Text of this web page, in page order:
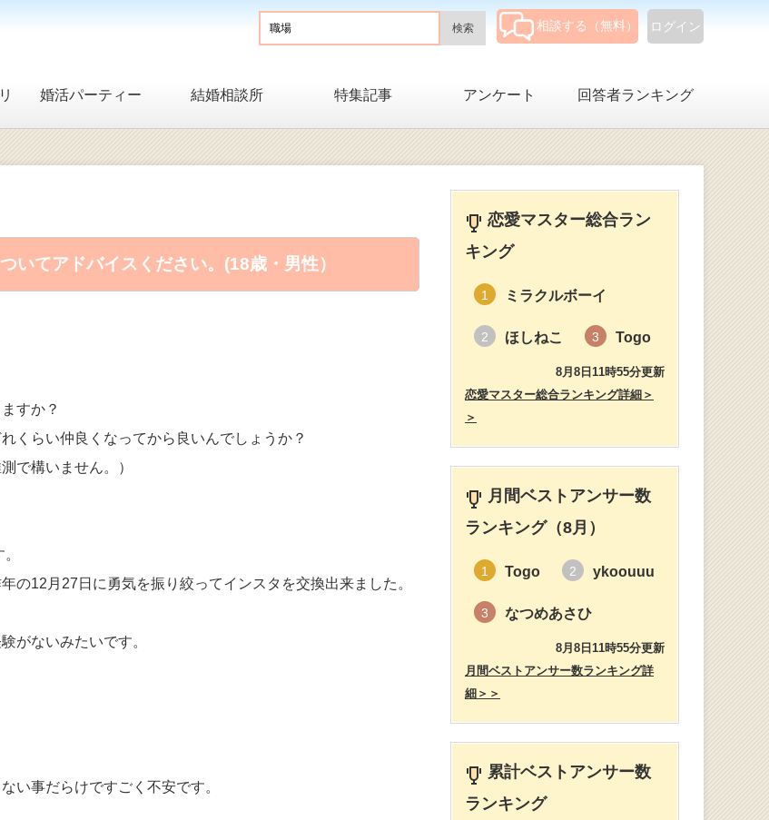
ログイン
相談する（無料）
婚活パーティー 結婚相談所 特集記事 アンケート 回答者ランキング
いてアドバイスください。(18歳・男性）
すか？
くらい仲良くなってから良いんでしょうか？
で構いません。）
の12月27日に勇気を振り絞ってインスタを交換出来ました。
がないみたいです。
い事だらけですごく不安です。
恋愛マスター総合ラン
キング
1 ミラクルボーイ
2 ほしねこ 3 Togo
8月8日11時55分更新
恋愛マスター総合ランキング詳細＞
＞
月間ベストアンサー数
ランキング（8月）
1 Togo 2 ykoouuu
3 なつめあさひ
8月8日11時55分更新
月間ベストアンサー数ランキング詳
細＞＞
累計ベストアンサー数
ランキング